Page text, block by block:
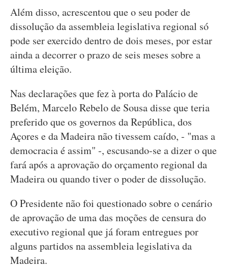
Além disso, acrescentou que o seu poder de
dissolução da assembleia legislativa regional só
pode ser exercido dentro de dois meses, por estar
ainda a decorrer o prazo de seis meses sobre a
última eleição.
Nas declarações que fez à porta do Palácio de
Belém, Marcelo Rebelo de Sousa disse que teria
preferido que os governos da República, dos
Açores e da Madeira não tivessem caído, - "mas a
democracia é assim" -, escusando-se a dizer o que
fará após a aprovação do orçamento regional da
Madeira ou quando tiver o poder de dissolução.
O Presidente não foi questionado sobre o cenário
de aprovação de uma das moções de censura do
executivo regional que já foram entregues por
alguns partidos na assembleia legislativa da
Madeira.